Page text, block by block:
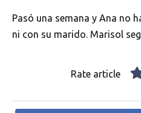
Pasó una semana y Ana no
ni con su marido. Marisol
Rate article